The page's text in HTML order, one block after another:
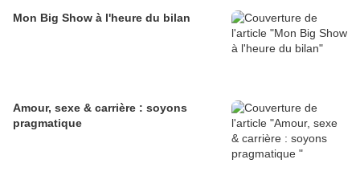
Mon Big Show à l'heure du bilan
Amour, sexe & carrière : soyons
pragmatique